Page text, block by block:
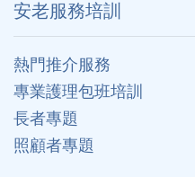
安老服務培訓
熱門推介服務
專業護理包班培訓
長者專題
照顧者專題